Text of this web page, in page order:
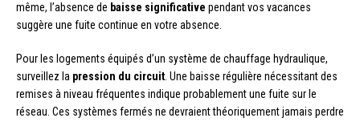
même, l’absence de baisse significative pendant vos vacances
suggère une fuite continue en votre absence.
Pour les logements équipés d’un système de chauffage hydraulique,
surveillez la pression du circuit . Une baisse régulière nécessitant des
remises à niveau fréquentes indique probablement une fuite sur le
réseau. Ces systèmes fermés ne devraient théoriquement jamais perdre